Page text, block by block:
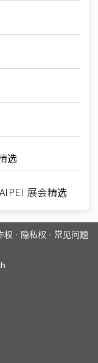
选
展会精选
权 · 隐私权 · 常见问题